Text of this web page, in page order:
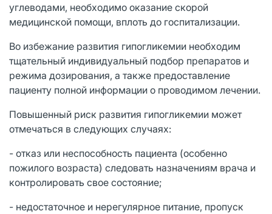
углеводами, необходимо оказание скорой
медицинской помощи, вплоть до госпитализации.
Во избежание развития гипогликемии необходим
тщательный индивидуальный подбор препаратов и
режима дозирования, а также предоставление
пациенту полной информации о проводимом лечении.
Повышенный риск развития гипогликемии может
отмечаться в следующих случаях:
- отказ или неспособность пациента (особенно
пожилого возраста) следовать назначениям врача и
контролировать свое состояние;
- недостаточное и нерегулярное питание, пропуск